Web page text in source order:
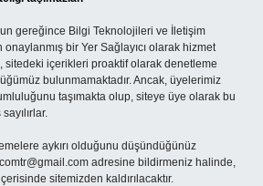
gereğince Bilgi Teknolojileri ve İletişim
onaylanmış bir Yer Sağlayıcı olarak hizmet
sitedeki içerikleri proaktif olarak denetleme
bulunmamaktadır. Ancak, üyelerimiz
taşımakta olup, siteye üye olarak bu
aykırı olduğunu düşündüğünüz
adresine bildirmeniz halinde,
sitemizden kaldırılacaktır.